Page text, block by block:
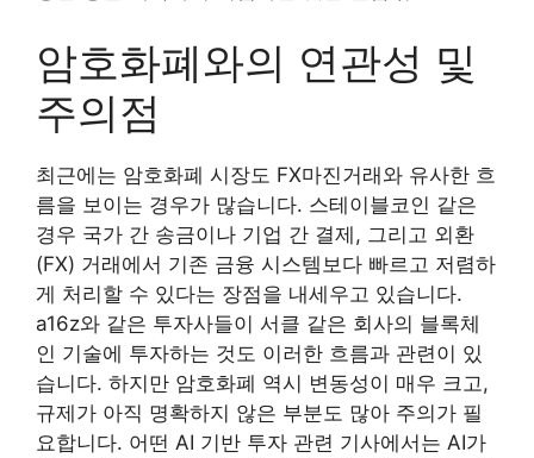
암호화폐와의 연관성 및
주의점
최근에는 암호화폐 시장도 FX마진거래와 유사한 흐
름을 보이는 경우가 많습니다. 스테이블코인 같은
경우 국가 간 송금이나 기업 간 결제, 그리고 외환
(FX) 거래에서 기존 금융 시스템보다 빠르고 저렴하
게 처리할 수 있다는 장점을 내세우고 있습니다.
a16z와 같은 투자사들이 서클 같은 회사의 블록체
인 기술에 투자하는 것도 이러한 흐름과 관련이 있
습니다. 하지만 암호화폐 역시 변동성이 매우 크고,
규제가 아직 명확하지 않은 부분도 많아 주의가 필
요합니다. 어떤 AI 기반 투자 관련 기사에서는 AI가